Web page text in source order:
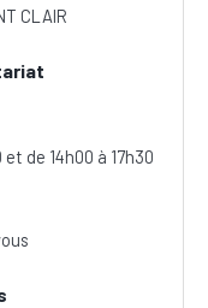
CLAIR
de 14h00 à 17h30